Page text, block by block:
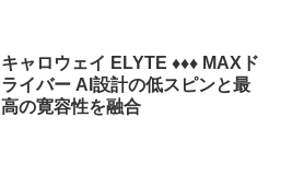
キャロウェイ ELYTE ♦♦♦ MAXド
ライバー AI設計の低スピンと最
高の寛容性を融合